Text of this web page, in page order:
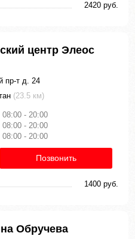
2420 руб.
центр Элеос
пр-т д. 24
(23.5 км)
08:00 - 20:00
08:00 - 20:00
08:00 - 20:00
Позвонить
1400 руб.
Обручева